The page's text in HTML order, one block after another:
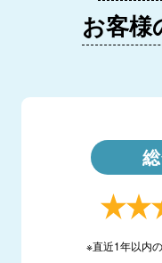
お客様
※直近1年以内